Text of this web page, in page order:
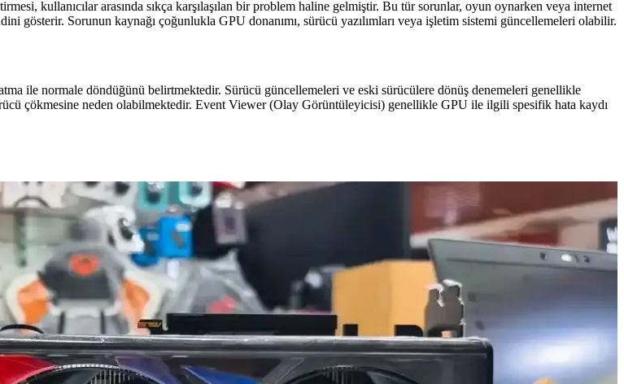
kullanıcılar arasında sıkça karşılaşılan bir problem haline gelmiştir. Bu tür sorunlar, oyun oynarken veya internet
gösterir. Sorunun kaynağı çoğunlukla GPU donanımı, sürücü yazılımları veya işletim sistemi güncellemeleri olabilir.
ile normale döndüğünü belirtmektedir. Sürücü güncellemeleri ve eski sürücülere dönüş denemeleri genellikle
çökmesine neden olabilmektedir. Event Viewer (Olay Görüntüleyicisi) genellikle GPU ile ilgili spesifik hata kaydı
kontrol yöntemleri ve çözüm önerileri detaylı şekilde ele alınmaktadır.
Artırma
oyun ve grafik performansını artırıyor, daha akıcı ve detaylı deneyimler sunuyor.
ve Kullanım Özellikleri
detaylı karşılaştırması.